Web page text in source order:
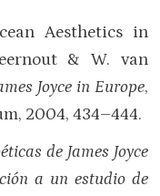
Aesthetics in
& W. van
Joyce in Europe,
2004, 434–444.
de James Joyce
a un estudio de